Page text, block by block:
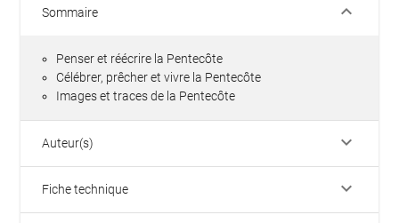
Sommaire keyboard_arrow_down
Penser et réécrire la Pentecôte
Célébrer, prêcher et vivre la Pentecôte
Images et traces de la Pentecôte
Auteur(s) keyboard_arrow_down
Fiche technique keyboard_arrow_down